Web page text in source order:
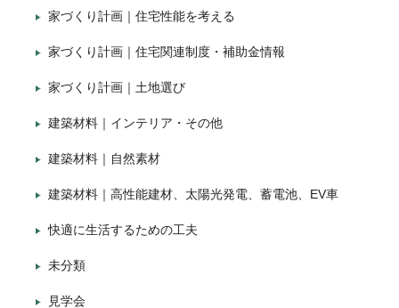
家づくり計画｜住宅性能を考える
家づくり計画｜住宅関連制度・補助金情報
家づくり計画｜土地選び
建築材料｜インテリア・その他
建築材料｜自然素材
建築材料｜高性能建材、太陽光発電、蓄電池、EV車
快適に生活するための工夫
未分類
見学会